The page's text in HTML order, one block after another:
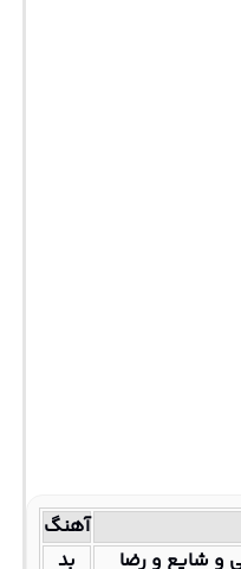
آهنگ
و شایع و رضا
بد